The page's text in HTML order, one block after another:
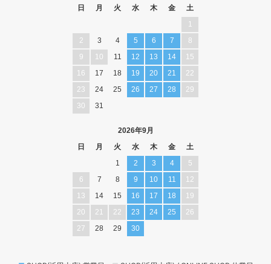
日
月 火 水 木 金
土
1
2
3 4 5 6 7
8
9
10 11 12 13 14
15
16
17 18 19 20 21
22
23
24 25 26 27 28
29
30
31
2026年9月
日
月 火 水 木 金
土
1
2 3 4
5
6
7 8 9 10 11
12
13
14 15 16 17 18
19
20
21 22 23 24 25
26
27
28 29 30